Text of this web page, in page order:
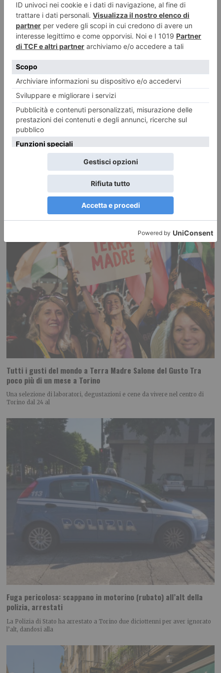
Lite sulla strada, poi l’auto contro il gruppo: sei ciclisti feriti
a Lanzo, uno grave
Una discussione nata per motivi apparentemente banali si è trasformata
in pochi istanti in un episodio
Tutti i gusti del mondo a Terra Madre Salone del Gusto Tra
poco più di un mese a Torino
Una selezione di laboratori, degustazioni e cene da vivere nel centro di
Torino dal 24 al
Fuga pericolosa: scappano in motorino (rubato) all’alt della
polizia, arrestati
La Polizia di Stato ha arrestato a Torino due diciottenni per aver ignorato
l’alt, dandosi alla